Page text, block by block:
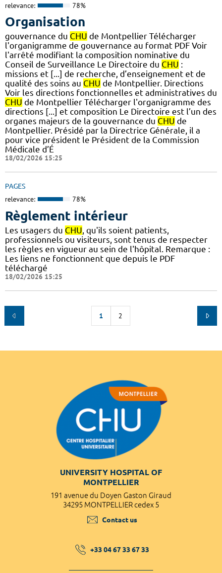
relevance: 78%
Organisation
gouvernance du CHU de Montpellier Télécharger
l'organigramme de gouvernance au format PDF Voir
l'arrêté modifiant la composition nominative du
Conseil de Surveillance Le Directoire du CHU :
missions et [...] de recherche, d’enseignement et de
qualité des soins au CHU de Montpellier. Directions
Voir les directions fonctionnelles et administratives du
CHU de Montpellier Télécharger l'organigramme des
directions [...] et composition Le Directoire est l’un des
organes majeurs de la gouvernance du CHU de
Montpellier. Présidé par la Directrice Générale, il a
pour vice président le Président de la Commission
Médicale d’É
18/02/2026 15:25
PAGES
relevance: 78%
Règlement intérieur
Les usagers du CHU , qu'ils soient patients,
professionnels ou visiteurs, sont tenus de respecter
les règles en vigueur au sein de l'hôpital. Remarque :
Les liens ne fonctionnent que depuis le PDF
téléchargé
18/02/2026 15:25
1 2
UNIVERSITY HOSPITAL OF
MONTPELLIER
191 avenue du Doyen Gaston Giraud
34295 MONTPELLIER cedex 5
Contact us
+33 04 67 33 67 33